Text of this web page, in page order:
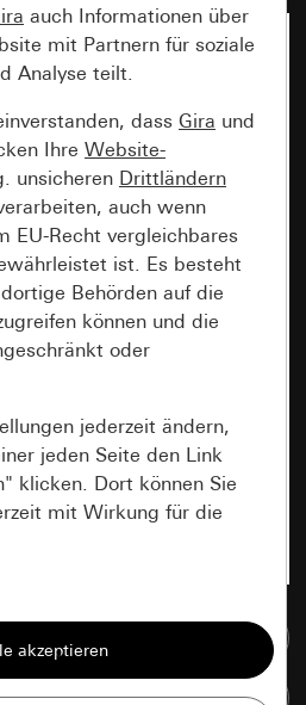
vergleichen
auch Informationen über
mit Partnern für soziale
Analyse teilt.
dass Gira und
Ihre Website-
unsicheren Drittländern
auch wenn
EU-Recht vergleichbares
ist. Es besteht
Behörden auf die
können und die
oder
jederzeit ändern,
jeden Seite den Link
klicken. Dort können Sie
mit Wirkung für die
benötigen um Ihnen die